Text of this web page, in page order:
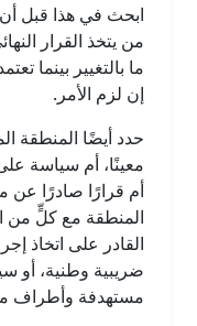
ابحث في هذا قبل
من يتخذ القرار
ما بالتغيير بينما
إن لزم الأمر.
حدد أيضًا المنطقة
معينًا، أم سياسة
أم قرارًا صادرًا
المنطقة مع كلٍّ من
القادر على اتخاذ
ضريبية وطنية، أو
مستهدفة وأطراف